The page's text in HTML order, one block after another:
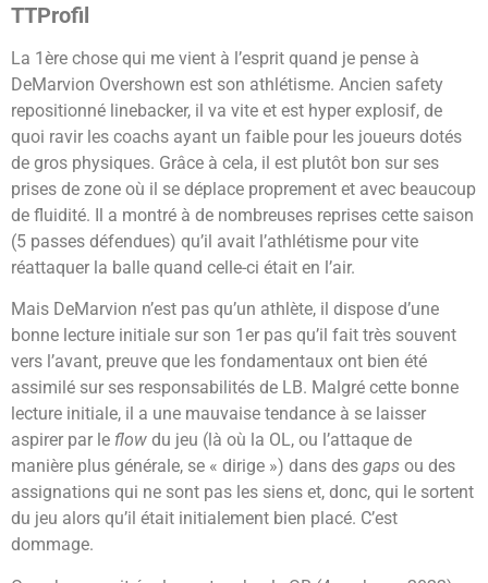
TTProfil
La 1ère chose qui me vient à l’esprit quand je pense à
DeMarvion Overshown est son athlétisme. Ancien safety
repositionné linebacker, il va vite et est hyper explosif, de
quoi ravir les coachs ayant un faible pour les joueurs dotés
de gros physiques. Grâce à cela, il est plutôt bon sur ses
prises de zone où il se déplace proprement et avec beaucoup
de fluidité. Il a montré à de nombreuses reprises cette saison
(5 passes défendues) qu’il avait l’athlétisme pour vite
réattaquer la balle quand celle-ci était en l’air.
Mais DeMarvion n’est pas qu’un athlète, il dispose d’une
bonne lecture initiale sur son 1er pas qu’il fait très souvent
vers l’avant, preuve que les fondamentaux ont bien été
assimilé sur ses responsabilités de LB. Malgré cette bonne
lecture initiale, il a une mauvaise tendance à se laisser
aspirer par le flow du jeu (là où la OL, ou l’attaque de
manière plus générale, se « dirige ») dans des gaps ou des
assignations qui ne sont pas les siens et, donc, qui le sortent
du jeu alors qu’il était initialement bien placé. C’est
dommage.